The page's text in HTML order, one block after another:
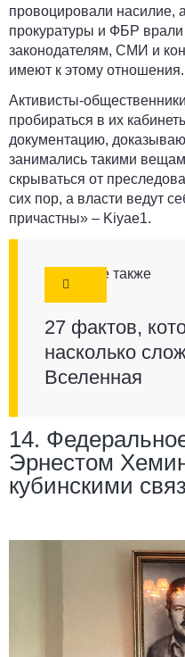
провоцировали насилие,
прокуратуры и ФБР
законодателям, СМИ и
имеют к этому отношения.
Активисты-
пробираться в их
документацию,
занимались такими
скрываться от
сих пор, а власти ведут
причастны» – Kiyae1.
Смотрите также
27 фактов,
насколько
Вселенная
14.
Эрнестом
кубинскими